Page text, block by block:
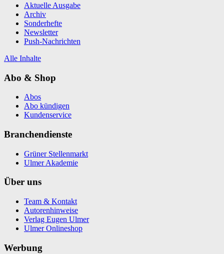
Aktuelle Ausgabe
Archiv
Sonderhefte
Newsletter
Push-Nachrichten
Alle Inhalte
Abo & Shop
Abos
Abo kündigen
Kundenservice
Branchendienste
Grüner Stellenmarkt
Ulmer Akademie
Über uns
Team & Kontakt
Autorenhinweise
Verlag Eugen Ulmer
Ulmer Onlineshop
Werbung